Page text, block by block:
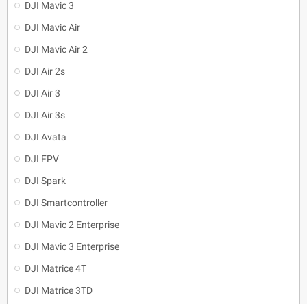
DJI Mavic 3
DJI Mavic Air
DJI Mavic Air 2
DJI Air 2s
DJI Air 3
DJI Air 3s
DJI Avata
DJI FPV
DJI Spark
DJI Smartcontroller
DJI Mavic 2 Enterprise
DJI Mavic 3 Enterprise
DJI Matrice 4T
DJI Matrice 3TD